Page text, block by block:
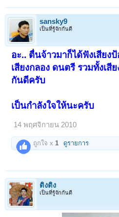
sansky9
เป็นที่รู้จักกันดี
อะ.. ตื่นจ้าวมาก็ได้ฟังเสียง
เสียงกลอง ดนตรี รวมทั้งเสี
กันดีครับ
เป็นกำลังใจให้นะครับ
14 พฤศจิกายน 2010
ถูกใจ x1 ดูรายการ
ติงติง
เป็นที่รู้จักกันดี